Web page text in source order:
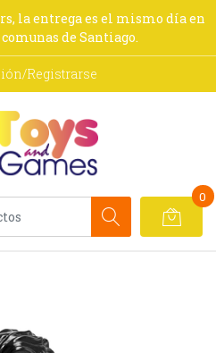
la entrega es el mismo día en
de Santiago.
Registrarse
0